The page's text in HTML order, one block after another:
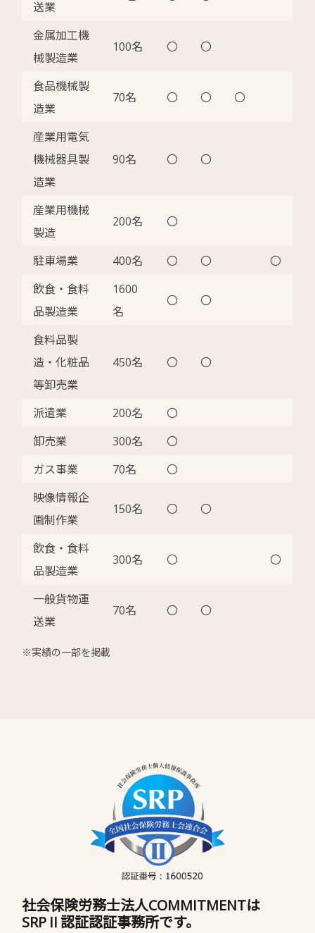
送業
金属加工機
械製造業
100名 〇 〇
食品機械製
造業
70名 〇 〇 〇
産業用電気
機械器具製
造業
90名 〇 〇
産業用機械
製造
200名 〇
駐車場業 400名 〇 〇
〇
飲食・食料
品製造業
1600
名
〇 〇
食料品製
造・化粧品
等卸売業
450名 〇 〇
派遣業 200名
〇
卸売業
300名
〇
ガス事業
70名
〇
映像情報企
画制作業
150名 〇 〇
飲食・食料
品製造業
300名 〇 〇
一般貨物運
送業
70名 〇 〇
※実績の一部を掲載
社会保険労務士法人COMMITMENTは
SRPⅡ認証認証事務所です。